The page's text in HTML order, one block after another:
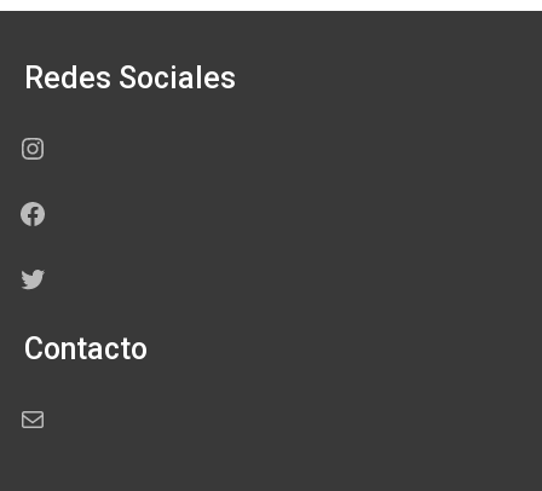
Redes Sociales
Instagram
Facebook
Twitter
Contacto
Correo electrónico